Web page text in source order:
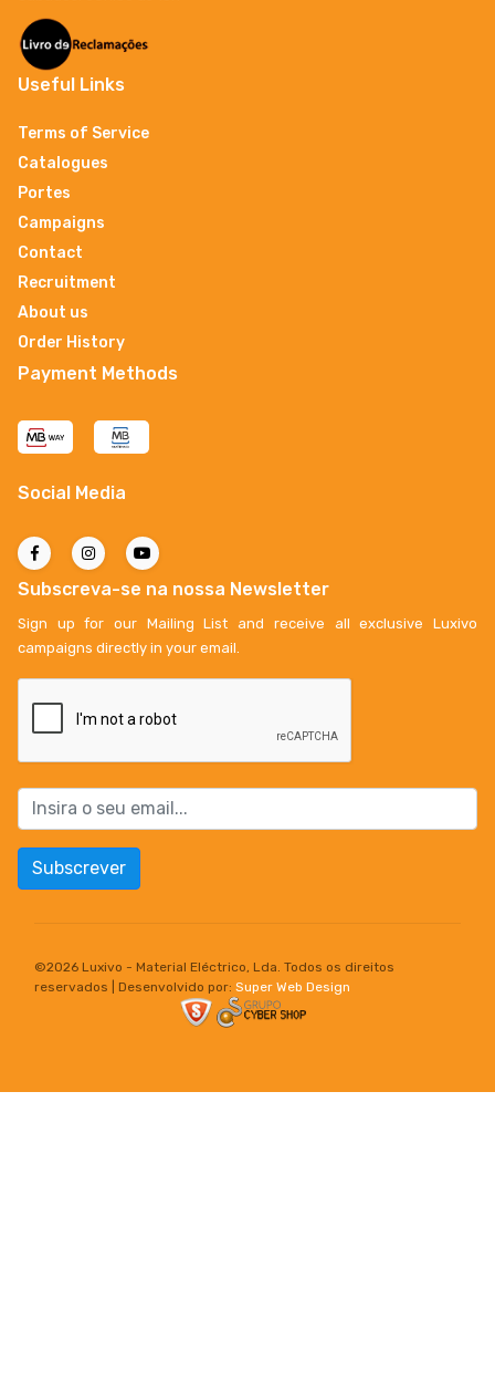
Useful Links
Terms of Service
Catalogues
Portes
Campaigns
Contact
Recruitment
About us
Order History
Payment Methods
Social Media
Subscreva-se na nossa Newsletter
Sign up for our Mailing List and receive all exclusive Luxivo
campaigns directly in your email.
Subscrever
©2026 Luxivo - Material Eléctrico, Lda. Todos os direitos
reservados | Desenvolvido por: Super Web Design